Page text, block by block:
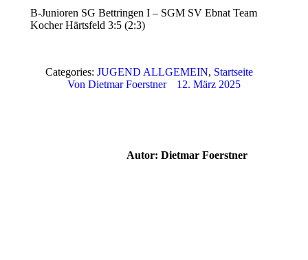
B-Junioren SG Bettringen I – SGM SV Ebnat Team
Kocher Härtsfeld 3:5 (2:3)
Categories: JUGEND ALLGEMEIN, Startseite
Von Dietmar Foerstner 12. März 2025
Autor: Dietmar Foerstner